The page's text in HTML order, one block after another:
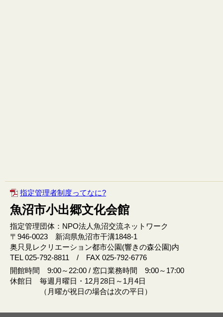
指定管理者制度ってなに?
魚沼市小出郷文化会館
指定管理団体：NPO法人魚沼交流ネットワーク
〒946‐0023 新潟県魚沼市干溝1848‐1
奥只見レクリエーション都市公園(響きの森公園)内
TEL 025-792-8811 / FAX 025-792-6776
開館時間 9:00～22:00 / 窓口業務時間 9:00～17:00
休館日 毎週月曜日・12月28日～1月4日
（月曜が祝日の場合は次の平日）